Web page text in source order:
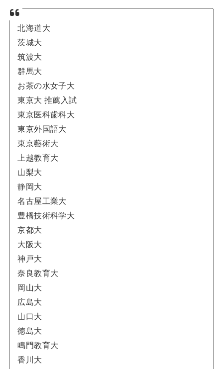
北海道大
茨城大
筑波大
群馬大
お茶の水女子大
東京大 推薦入試
東京医科歯科大
東京外国語大
東京藝術大
上越教育大
山梨大
静岡大
名古屋工業大
豊橋技術科学大
京都大
大阪大
神戸大
奈良教育大
岡山大
広島大
山口大
徳島大
鳴門教育大
香川大